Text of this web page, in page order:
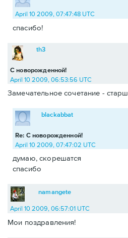
April 10 2009, 07:47:48 UTC
спасибо!
С новорожденной!
th3
April 10 2009, 06:53:56 UTC
Замечательное сочетание -
Re: С новорожденной!
blackabbat
April 10 2009, 07:47:02 UTC
думаю, скорешатся
спасибо
namangete
April 10 2009, 06:57:01 UTC
Мои поздравления!